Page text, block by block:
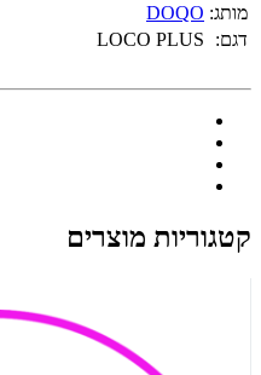
מותג: DOQO
דגם:
LOCO PLUS
קטגוריות מוצרים